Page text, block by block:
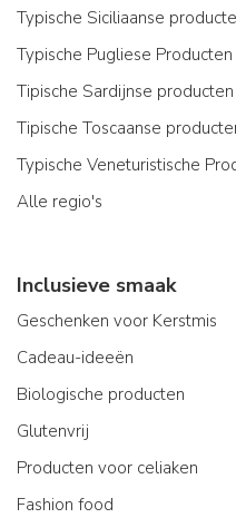
Typische Siciliaanse
Typische Pugliese Producten
Tipische Sardijnse producten
Tipische Toscaanse
Typische Veneturistische
Alle regio's
Inclusieve smaak
Geschenken voor Kerstmis
Cadeau-ideeën
Biologische producten
Glutenvrij
Producten voor celiaken
Fashion food